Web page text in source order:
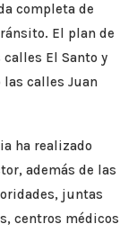
completa de
El plan de
El Santo y
las calles Juan
ha realizado
además de las
juntas
centros médicos